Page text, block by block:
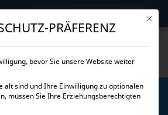
→ Mit
PRÄFERENZ
bevor Sie unsere Website weiter
alt sind und Ihre Einwilligung zu optionalen
müssen Sie Ihre Erziehungsberechtigten